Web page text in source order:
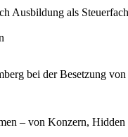
Ausbildung als
bei der Besetzung
– von Konzern,